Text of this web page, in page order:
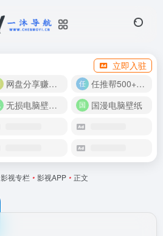
立即入驻
网盘分享赚奖金！
任推帮500+推广项目！
无损电脑壁纸合集 国漫电脑壁纸
影视专栏 • 影视APP • 正文